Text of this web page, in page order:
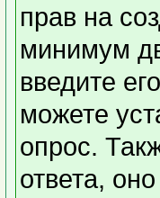
прав на
минимум
введите
можете
опрос.
ответа,